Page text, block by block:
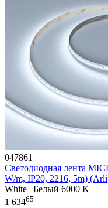
047861
Светодиодная лента
W/m, IP20, 2216, 5m)
White | Белый 6000 K
1 63465